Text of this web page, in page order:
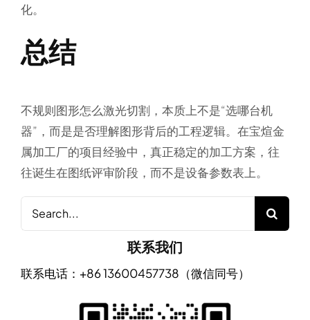
化。
总结
不规则图形怎么激光切割，本质上不是“选哪台机
器”，而是是否理解图形背后的工程逻辑。在宝煊金
属加工厂的项目经验中，真正稳定的加工方案，往
往诞生在图纸评审阶段，而不是设备参数表上。
Search
for:
联系我们
联系电话：+86 13600457738（微信同号）